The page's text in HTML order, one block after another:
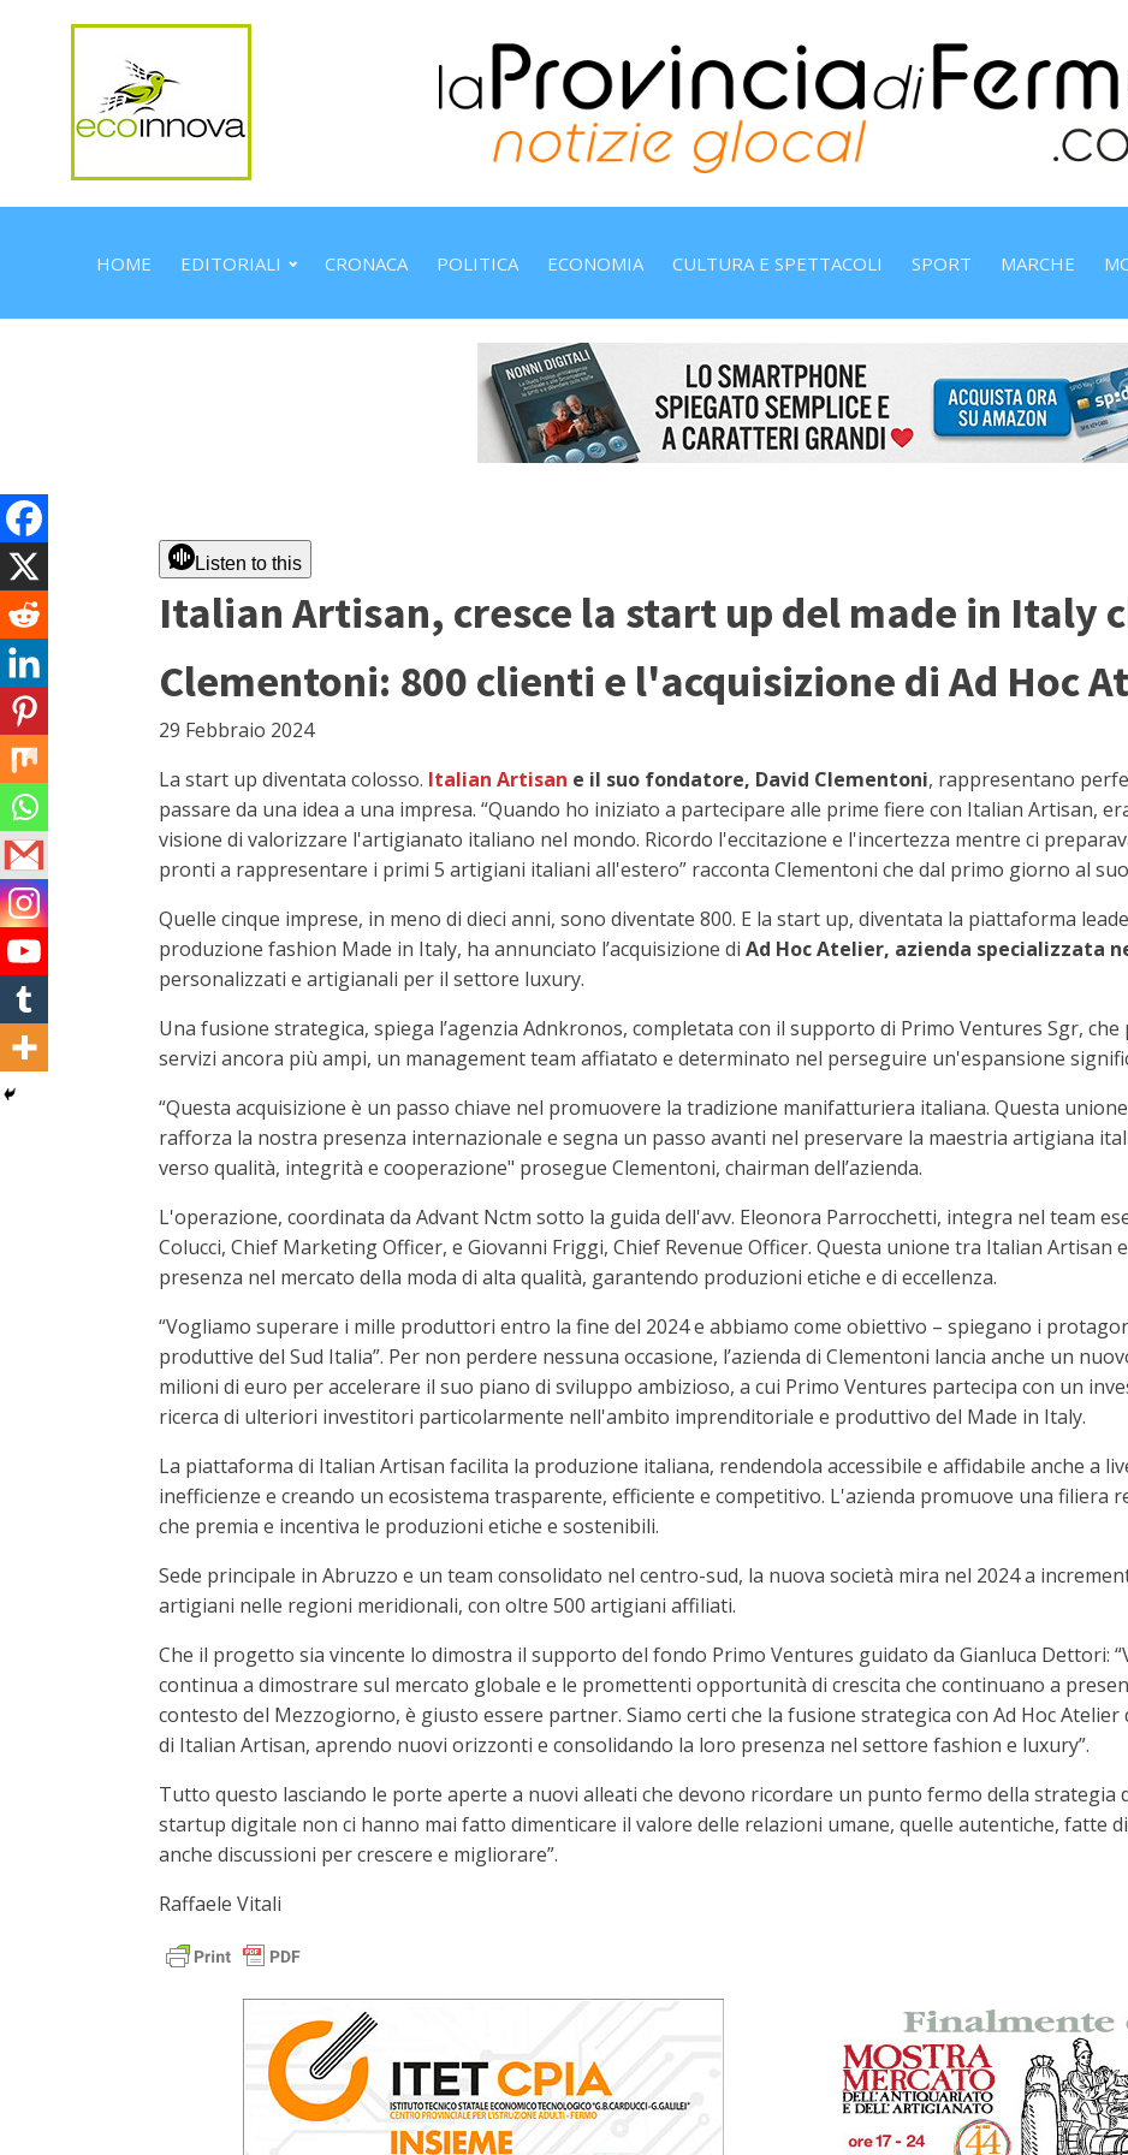
HOME EDITORIALI CRONACA POLITICA ECONOMIA CULTURA E SPETTACOLI SPORT MARCHE
Listen to this
Italian Artisan, cresce la start up del made in Italy
Clementoni: 800 clienti e l'acquisizione di Ad Hoc
29 Febbraio 2024
La start up diventata colosso. Italian Artisan e il suo fondatore, David Clementoni, rappresentano
passare da una idea a una impresa. “Quando ho iniziato a partecipare alle prime fiere con Italian Artisan,
visione di valorizzare l'artigianato italiano nel mondo. Ricordo l'eccitazione e l'incertezza mentre ci
pronti a rappresentare i primi 5 artigiani italiani all'estero” racconta Clementoni che dal primo giorno al
Quelle cinque imprese, in meno di dieci anni, sono diventate 800. E la start up, diventata la piattaforma
produzione fashion Made in Italy, ha annunciato l’acquisizione di Ad Hoc Atelier, azienda specializzata
personalizzati e artigianali per il settore luxury.
Una fusione strategica, spiega l’agenzia Adnkronos, completata con il supporto di Primo Ventures Sgr,
servizi ancora più ampi, un management team affiatato e determinato nel perseguire un'espansione
“Questa acquisizione è un passo chiave nel promuovere la tradizione manifatturiera italiana. Questa
rafforza la nostra presenza internazionale e segna un passo avanti nel preservare la maestria artigiana
verso qualità, integrità e cooperazione" prosegue Clementoni, chairman dell’azienda.
L'operazione, coordinata da Advant Nctm sotto la guida dell'avv. Eleonora Parrocchetti, integra nel team
Colucci, Chief Marketing Officer, e Giovanni Friggi, Chief Revenue Officer. Questa unione tra Italian Artisan
presenza nel mercato della moda di alta qualità, garantendo produzioni etiche e di eccellenza.
“Vogliamo superare i mille produttori entro la fine del 2024 e abbiamo come obiettivo – spiegano i
produttive del Sud Italia”. Per non perdere nessuna occasione, l’azienda di Clementoni lancia anche un
milioni di euro per accelerare il suo piano di sviluppo ambizioso, a cui Primo Ventures partecipa con un
ricerca di ulteriori investitori particolarmente nell'ambito imprenditoriale e produttivo del Made in Italy.
La piattaforma di Italian Artisan facilita la produzione italiana, rendendola accessibile e affidabile anche a
inefficienze e creando un ecosistema trasparente, efficiente e competitivo. L'azienda promuove una filiera
che premia e incentiva le produzioni etiche e sostenibili.
Sede principale in Abruzzo e un team consolidato nel centro-sud, la nuova società mira nel 2024 a
artigiani nelle regioni meridionali, con oltre 500 artigiani affiliati.
Che il progetto sia vincente lo dimostra il supporto del fondo Primo Ventures guidato da Gianluca Dettori:
continua a dimostrare sul mercato globale e le promettenti opportunità di crescita che continuano a
contesto del Mezzogiorno, è giusto essere partner. Siamo certi che la fusione strategica con Ad Hoc
di Italian Artisan, aprendo nuovi orizzonti e consolidando la loro presenza nel settore fashion e luxury”.
Tutto questo lasciando le porte aperte a nuovi alleati che devono ricordare un punto fermo della strategia
startup digitale non ci hanno mai fatto dimenticare il valore delle relazioni umane, quelle autentiche, fatte
anche discussioni per crescere e migliorare”.
Raffaele Vitali